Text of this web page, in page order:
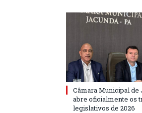
Câmara Municipal de
abre oficialmente os
legislativos de 2026